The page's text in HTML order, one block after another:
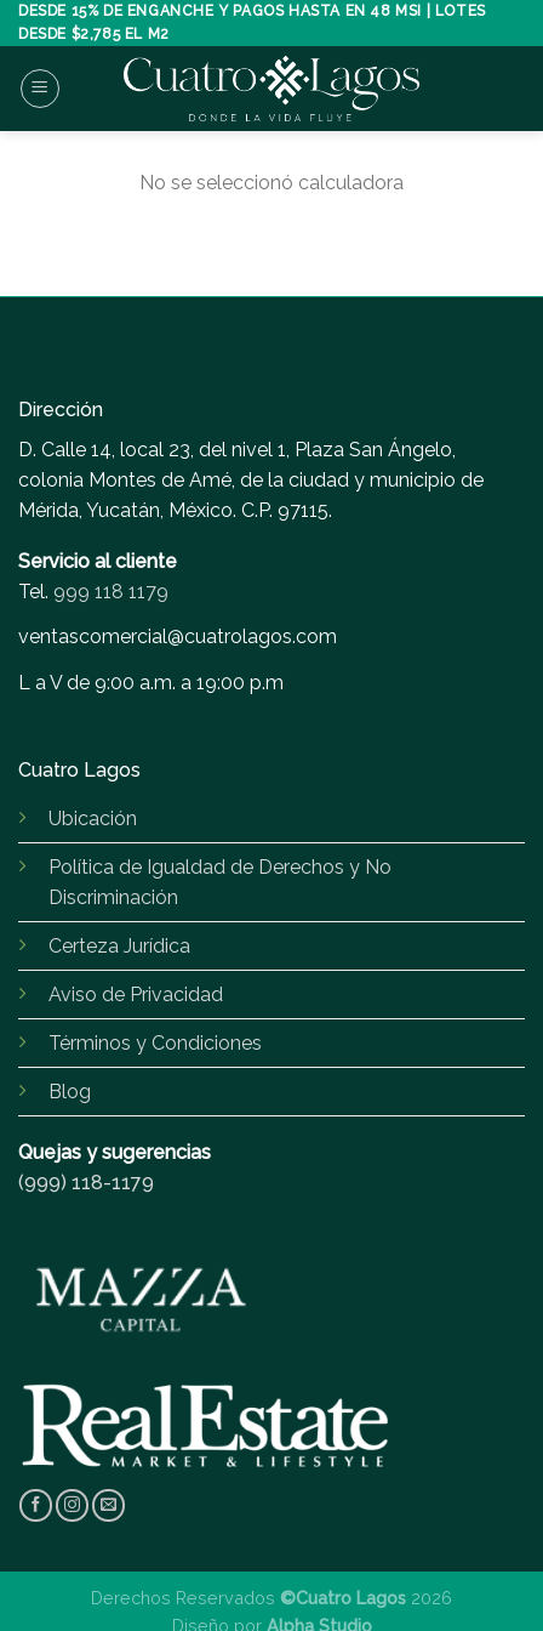
Skip
to
content
DESDE 15% DE ENGANCHE Y PAGOS HASTA EN 48 MSI | LOTES
DESDE $2,785 EL M2
No se seleccionó calculadora
Dirección
D. Calle 14, local 23, del nivel 1, Plaza San Ángelo,
colonia Montes de Amé, de la ciudad y municipio de
Mérida, Yucatán, México. C.P. 97115.
Servicio al cliente
Tel. 999 118 1179
ventascomercial@cuatrolagos.com
L a V de 9:00 a.m. a 19:00 p.m
Cuatro Lagos
Ubicación
Política de Igualdad de Derechos y No
Discriminación
Certeza Jurídica
Aviso de Privacidad
Términos y Condiciones
Blog
Quejas y sugerencias
(999) 118-1179
Derechos Reservados ©Cuatro Lagos 2026
Diseño por Alpha Studio